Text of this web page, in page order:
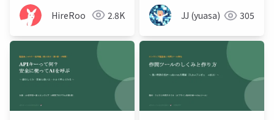
HireRoo 2.8K JJ (yuasa) 305